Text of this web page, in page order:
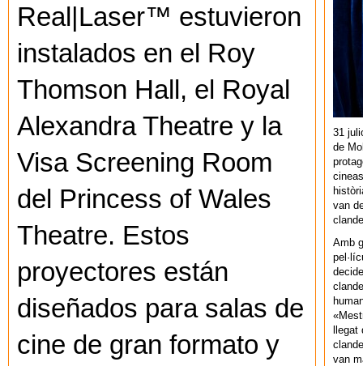
Real|Laser™ estuvieron
instalados en el Roy
Thomson Hall, el Royal
Alexandra Theatre y la
Visa Screening Room
del Princess of Wales
Theatre. Estos
proyectores están
diseñados para salas de
cine de gran formato y
31
de
van
Amb
van